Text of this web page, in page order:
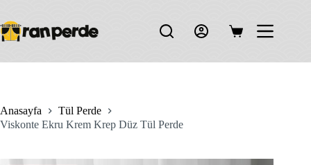
content
Shopping
Anasayfa
Tül Perde
Viskonte Ekru Krem Krep Düz Tül Perde